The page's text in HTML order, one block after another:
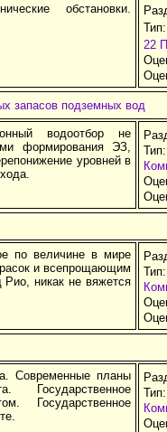
обстановки.
22
запасов подземных вод
водоотбор не
формирования ЭЗ,
уровней в
по величине в мире
и всепрощающим
никак не вяжется
Современные планы
Государственное
Государственное